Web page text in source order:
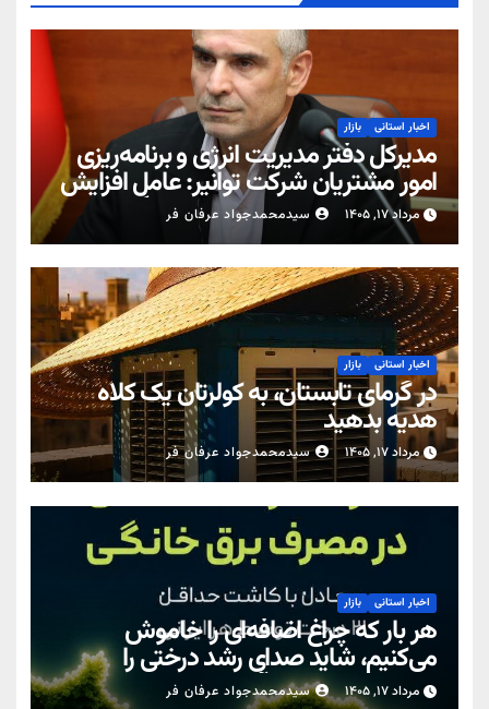
اخبار استانی بازار
مدیرکل دفتر مدیریت انرژی و برنامه‌ریزی
امور مشتریان شرکت توانیر: عامل افزایش
قبوض برخی مشترکان، عبور از الگوی
مصرف در تابستان است/ افزایش تعرفه
نداشتیم
مرداد ۱۷, ۱۴۰۵ سیدمحمدجواد عرفان فر
اخبار استانی بازار
در گرمای تابستان، به کولرتان یک کلاه
هدیه بدهید
مرداد ۱۷, ۱۴۰۵ سیدمحمدجواد عرفان فر
اخبار استانی بازار
هر بار که چراغ اضافه‌ای را خاموش
می‌کنیم، شاید صدای رشد درختی را
نشنویم… اما زمین آن را حس می‌کند.
مرداد ۱۷, ۱۴۰۵ سیدمحمدجواد عرفان فر